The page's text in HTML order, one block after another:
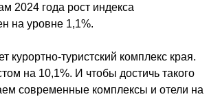
2024 года рост индекса
на уровне 1,1%.
туристский комплекс края.
на 10,1%. И чтобы достичь такого
современные комплексы и отели на